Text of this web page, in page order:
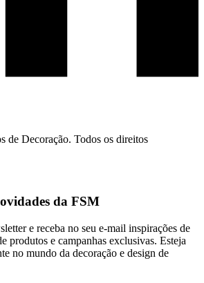
de Decoração. Todos os direitos
da FSM
e receba no seu e-mail inspirações de
produtos e campanhas exclusivas. Esteja
no mundo da decoração e design de